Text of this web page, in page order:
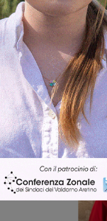
Articolo precedente
Il Comune rilascia la
identità elettronica
Ultime Notizie